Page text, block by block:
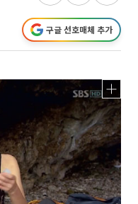
구글 선호매체 추가